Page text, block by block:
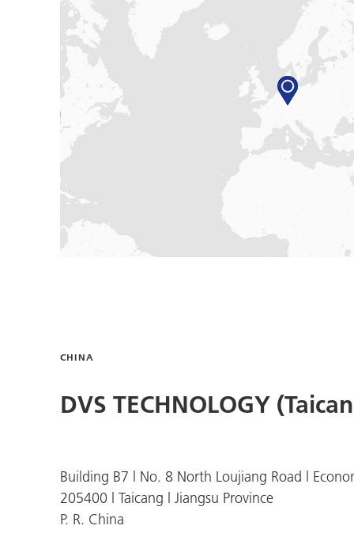
CHINA
DVS TECHNOLOGY
Building B7 l No. 8 North Loujiang Road l
205400 l Taicang l Jiangsu Province
P. R. China